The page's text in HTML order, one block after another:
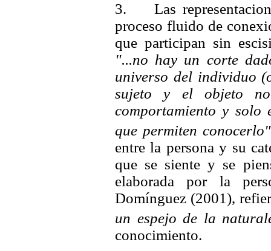
3. Las
proceso fluido de
que participan sin
"...no hay un corte
universo del individuo
sujeto y el objeto
comportamiento y solo
que permiten conocerlo"
entre la persona y su
que se siente y se
elaborada por la
Domínguez (2001),
un espejo de la
conocimiento.